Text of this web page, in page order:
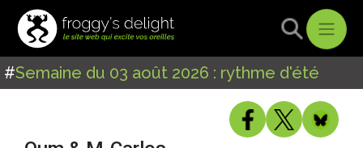
#Semaine du 03 août 2026 : rythme d'été